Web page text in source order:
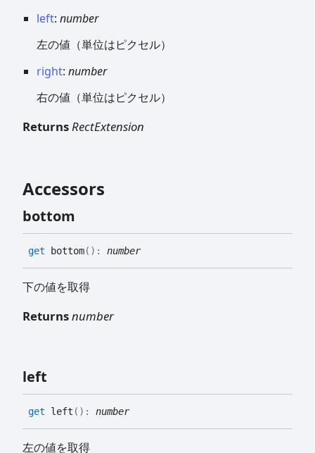
left: number
左の値（単位はピクセル）
right: number
右の値（単位はピクセル）
ReturnsRectExtension
Accessors
bottom
get bottom( ) : number
下の値を取得
Returnsnumber
left
get left ( ) : number
左の値を取得